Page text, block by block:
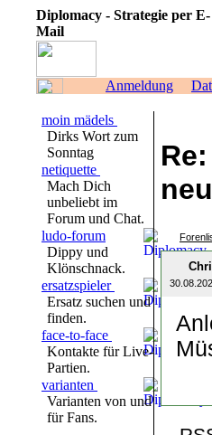
Diplomacy - Strategie per E-
Mail
Anmeldung
moin mädels
Dirks Wort zum
Sonntag
netiquette
Mach Dich
unbeliebt im
Forum und Chat.
ludo-forum
Dippy und
Klönschnack.
ersatzspieler
Ersatz suchen und
finden.
face-to-face
Kontakte für Live-
Partien.
varianten
Varianten von und
für Fans.